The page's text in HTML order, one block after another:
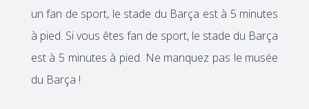
un fan de sport, le stade du Barça est à 5 minutes
à pied. Si vous êtes fan de sport, le stade du Barça
est à 5 minutes à pied. Ne manquez pas le musée
du Barça !